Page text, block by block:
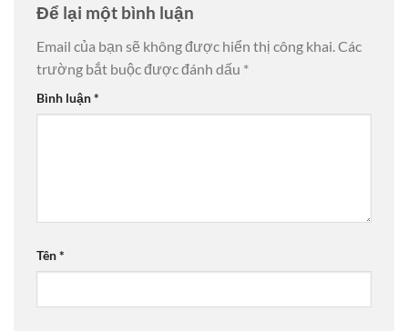
Để lại một bình luận
Email của bạn sẽ không được hiển thị công khai.Các
trường bắt buộc được đánh dấu *
Bình luận*
Tên*